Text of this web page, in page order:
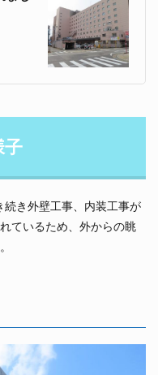
子
き外壁工事、内装工事が
ているため、外からの眺